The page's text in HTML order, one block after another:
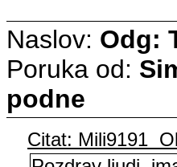
Naslov: Odg:
Poruka od:
podne
Citat: Mili9191